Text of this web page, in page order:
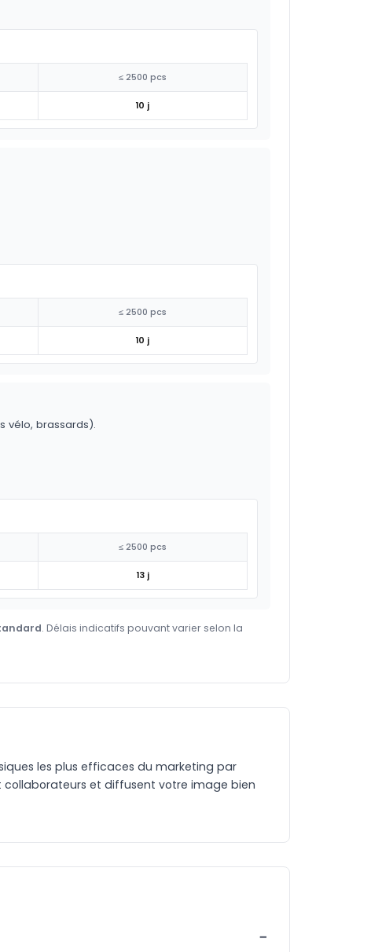
≤ 2500 pcs
10 j
≤ 2500 pcs
10 j
vélo, brassards).
≤ 2500 pcs
13 j
. Délais indicatifs pouvant varier selon la
les plus efficaces du marketing par
et diffusent votre image bien